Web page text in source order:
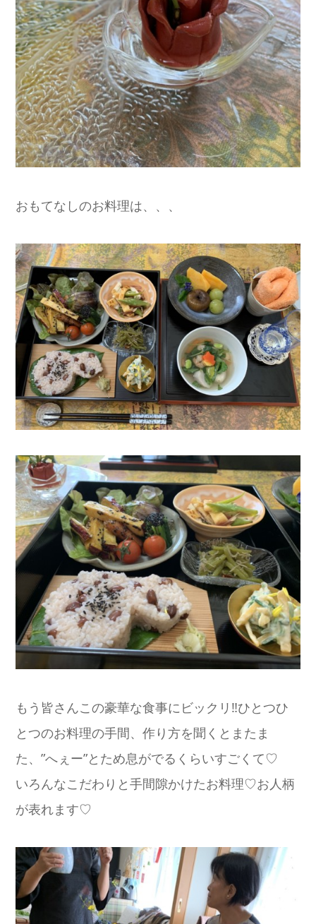
おもてなしのお料理は、、、
もう皆さんこの豪華な食事にビックリ‼️ひとつひ
とつのお料理の手間、作り方を聞くとまたま
た、”へぇー”とため息がでるくらいすごくて♡
いろんなこだわりと手間隙かけたお料理♡お人柄
が表れます♡